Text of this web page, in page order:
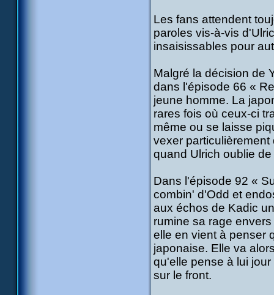
Les fans attendent
paroles vis-à-vis
insaisissables pour
Malgré la décision de
dans l'épisode 66 «
jeune homme. La
rares fois où ceux-ci
même ou se laisse
vexer
quand Ulrich oublie
Dans l'épisode 92 «
combin' d'Odd et
aux échos de Kadic
rumine sa rage
elle en vient à penser
japonaise. Elle va
qu'elle pense à lui
sur le front.